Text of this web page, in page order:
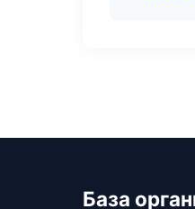
База